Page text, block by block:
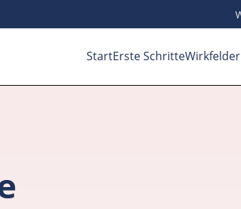
StartErste SchritteWirkfelder